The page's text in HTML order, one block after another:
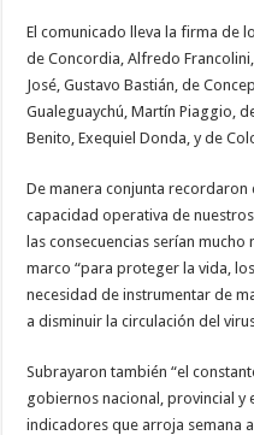
El comunicado lleva la firma de
de Concordia, Alfredo
José, Gustavo Bastián, de
Gualeguaychú, Martín Piaggio,
Benito, Exequiel Donda, y de
De manera conjunta recordaron
capacidad operativa de
las consecuencias serían mucho
marco “para proteger la vida,
necesidad de instrumentar de
a disminuir la circulación del
Subrayaron también “el
gobiernos nacional, provincial y
indicadores que arroja semana